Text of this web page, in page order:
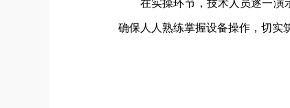
在实操环节，技术人员逐一演
确保人人熟练掌握设备操作，切实